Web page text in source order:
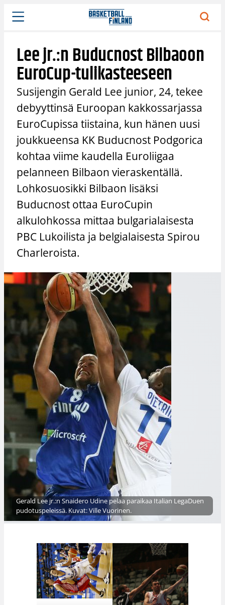
Siirry
sisältöön
Lee jr.:n Buducnost Bilbaoon
EuroCup-tulikasteeseen
Susijengin Gerald Lee junior, 24, tekee
debyyttinsä Euroopan kakkossarjassa
EuroCupissa tiistaina, kun hänen uusi
joukkueensa KK Buducnost Podgorica
kohtaa viime kaudella Euroliigaa
pelanneen Bilbaon vieraskentällä.
Lohkosuosikki Bilbaon lisäksi
Buducnost ottaa EuroCupin
alkulohkossa mittaa bulgarialaisesta
PBC Lukoilista ja belgialaisesta Spirou
Charleroista.
Gerald Lee jr.:n Snaidero Udine pelaa paraikaa Italian LegaDuen
pudotuspeleissä. Kuvat: Ville Vuorinen.